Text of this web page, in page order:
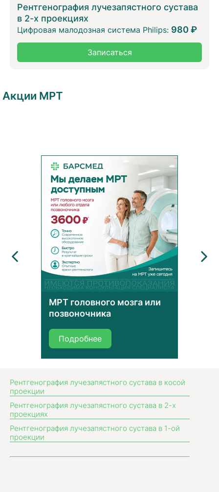
Рентгенография лучезапястного сустава
в 2-х проекциях
Цифровая малодозная система Philips: 980 ₽
Записаться
Акции МРТ
МРТ головного мозга или
позвоночника
Подробнее
Рентгенография лучезапястного сустава в косой
проекции
Рентгенография лучезапястного сустава в 2-х
проекциях
Рентгенография лучезапястного сустава в 1-ой
проекции